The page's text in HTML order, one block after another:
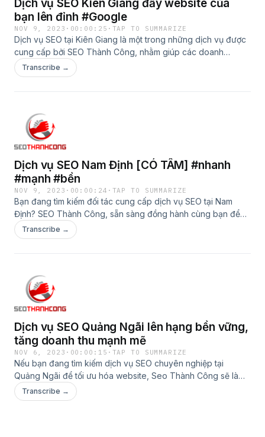
Dịch vụ SEO Kiên Giang đẩy website của
bạn lên đỉnh #Google
NOV 9, 2023 · 00:00:25 · TAP TO SUMMARIZE
Dịch vụ SEO tại Kiên Giang là một trong những dịch vụ được
cung cấp bởi SEO Thành Công, nhằm giúp các doanh
nghiệp tăng doanh số bán hàng Xem thêm:
https://seothanhcong.vn/dich-vu-seo-kien-giang/
Transcribe →
Dịch vụ SEO Nam Định [CÓ TÂM] #nhanh
#mạnh #bền
NOV 9, 2023 · 00:00:24 · TAP TO SUMMARIZE
Bạn đang tìm kiếm đối tác cung cấp dịch vụ SEO tại Nam
Định? SEO Thành Công, sẵn sàng đồng hành cùng bạn để
nâng cao thứ hạng trên Google. Xem thêm:
https://seothanhcong.vn/dich-vu-seo-nam-dinh/
Transcribe →
Dịch vụ SEO Quảng Ngãi lên hạng bền vững,
tăng doanh thu mạnh mẽ
NOV 6, 2023 · 00:00:15 · TAP TO SUMMARIZE
Nếu bạn đang tìm kiếm dịch vụ SEO chuyên nghiệp tại
Quảng Ngãi để tối ưu hóa website, Seo Thành Công sẽ là
đối tác đáng tin cậy của bạn. Xem thêm:
https://seothanhcong.vn/dich-vu-seo-quang-ngai/
Transcribe →